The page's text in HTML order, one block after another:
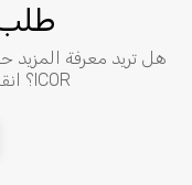
ICOR؟ انقر أدناه لطلب عرض أسعار.